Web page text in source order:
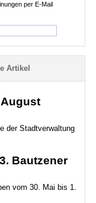
per E-Mail
Artikel
der Stadtverwaltung
Bautzener
vom 30. Mai bis 1.